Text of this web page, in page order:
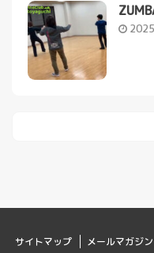
サイトマップ メールマガジン